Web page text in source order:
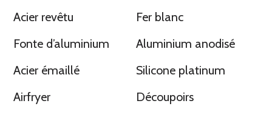
Acier revêtu
Fer blanc
Fonte d’aluminium
Aluminium anodisé
Acier émaillé
Silicone platinum
Airfryer
Découpoirs